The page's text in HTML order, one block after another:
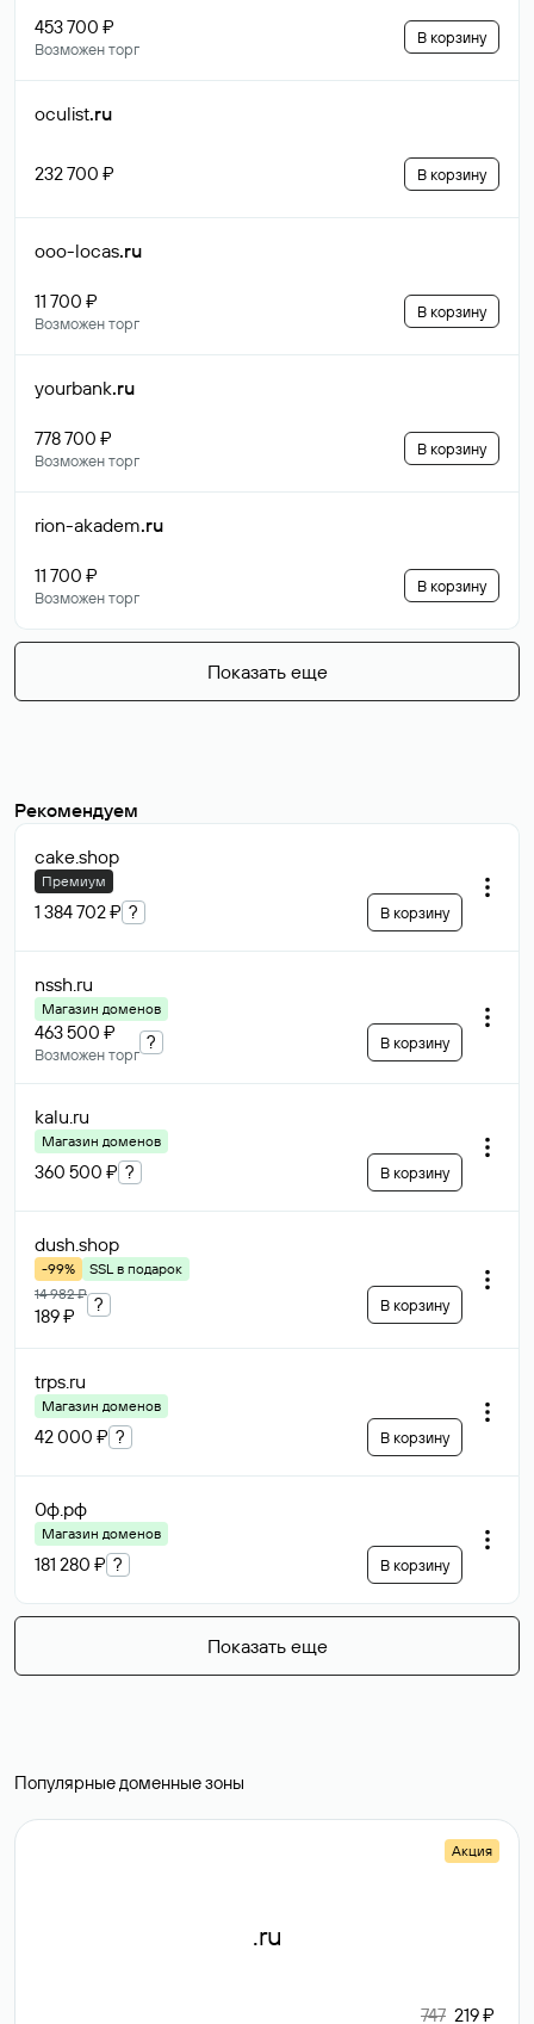
453 700 ₽
Возможен торг
В корзину
oculist.ru
232 700 ₽ В корзину
ooo-locas.ru
11 700 ₽
Возможен торг
В корзину
yourbank.ru
778 700 ₽
Возможен торг
В корзину
rion-akadem.ru
11 700 ₽
Возможен торг
В корзину
Показать еще
Рекомендуем
cake.shop
Премиум
1 384 702 ₽ ? В корзину
nssh.ru
Магазин доменов
463 500 ₽
Возможен торг
? В корзину
kalu.ru
Магазин доменов
360 500 ₽ ? В корзину
dush.shop
-99%
SSL в подарок
14 982 ₽
189 ₽
? В корзину
trps.ru
Магазин доменов
42 000 ₽ ? В корзину
0ф.рф
Магазин доменов
181 280 ₽ ? В корзину
Показать еще
Популярные доменные зоны
Акция
.ru
747 219 ₽